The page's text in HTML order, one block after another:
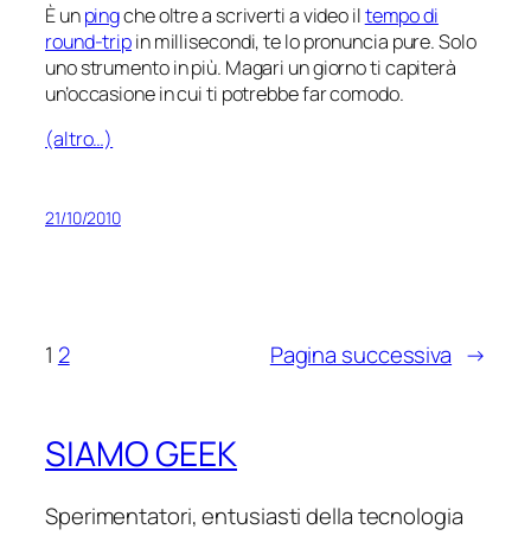
È unpingche oltre a scriverti a video iltempo di
round-tripin millisecondi, te lo pronuncia pure. Solo
uno strumento in più. Magari un giorno ti capiterà
un’occasione in cui ti potrebbe far comodo.
(altro…)
21/10/2010
1 2 Pagina successiva →
SIAMO GEEK
Sperimentatori, entusiasti della tecnologia